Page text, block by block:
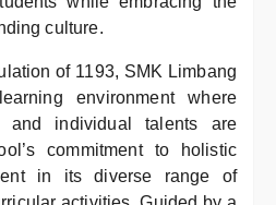
culture.
of 1193, SMK Limbang
environment where
and individual talents are
commitment to holistic
in its diverse range of